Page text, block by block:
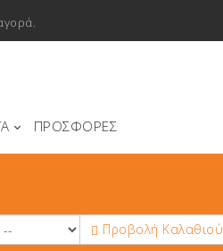
ΠΡΟΣΦΟΡΕΣ
Προβολή Καλαθιού